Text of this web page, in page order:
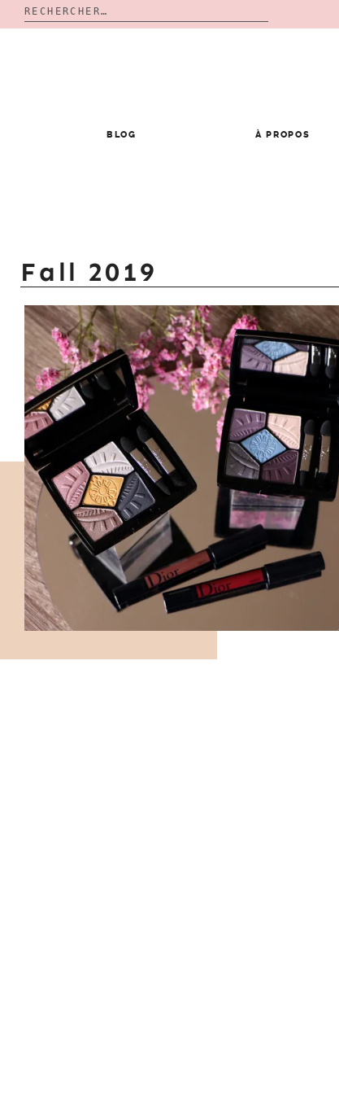
Rechercher :
BLOG À PROPOS
Fall 2019